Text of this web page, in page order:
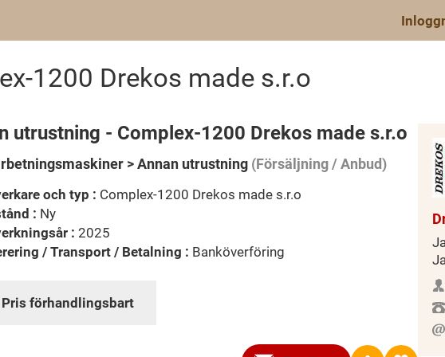
1200 Drekos made s.r.o
utrustning - Complex-1200 Drekos made s.r.o
> Annan utrustning (Försäljning / Anbud)
och typ : Complex-1200 Drekos made s.r.o
: Ny
: 2025
/ Transport / Betalning : Banköverföring
Pris förhandlingsbart